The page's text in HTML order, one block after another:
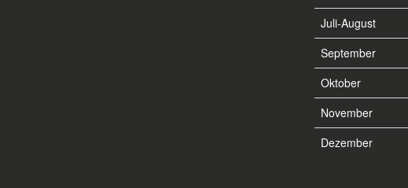
Juli-August
September
Oktober
November
Dezember